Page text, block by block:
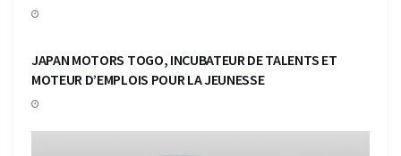
JAPAN MOTORS TOGO, INCUBATEUR DE TALENTS ET
MOTEUR D’EMPLOIS POUR LA JEUNESSE